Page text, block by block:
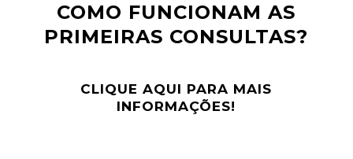
COMO FUNCIONAM AS
PRIMEIRAS CONSULTAS?
CLIQUE AQUI PARA MAIS
INFORMAÇÕES!